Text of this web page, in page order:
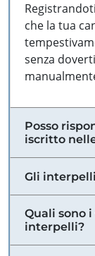
che la tua
senza
Posso
iscritto
Gli
Quali sono
interpelli?